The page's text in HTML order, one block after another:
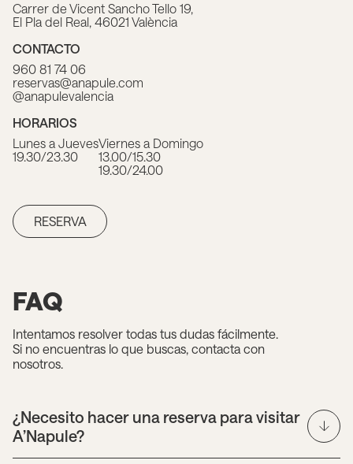
CONTACTO
960 81 74 06
reservas@anapule.com
@anapulevalencia
HORARIOS
Lunes a Jueves
19.30/23.30
Viernes a Domingo
13.00/15.30
19.30/24.00
Carrer de Vicent Sancho Tello 19,
El Pla del Real, 46021 València
RESERVA
FAQ
Intentamos resolver todas tus dudas fácilmente.
Si no encuentras lo que buscas, contacta con
nosotros.
¿Necesito hacer una reserva para visitar
A’Napule?